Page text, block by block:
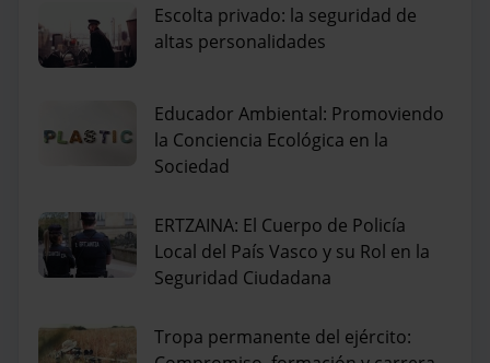
Escolta privado: la seguridad de
altas personalidades
Educador Ambiental: Promoviendo
la Conciencia Ecológica en la
Sociedad
ERTZAINA: El Cuerpo de Policía
Local del País Vasco y su Rol en la
Seguridad Ciudadana
Tropa permanente del ejército: